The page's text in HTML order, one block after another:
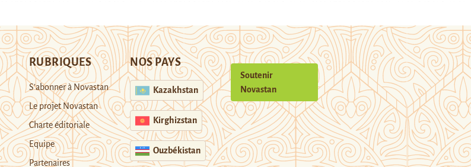
RUBRIQUES
S’abonner à Novastan
Le projet Novastan
Charte éditoriale
Equipe
Partenaires
NOS PAYS
Kazakhstan
Kirghizstan
Ouzbékistan
Soutenir
Novastan